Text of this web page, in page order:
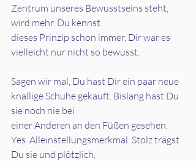
Zentrum unseres Bewusstseins steht,
wird mehr. Du kennst
dieses Prinzip schon immer, Dir war es
vielleicht nur nicht so bewusst.
Sagen wir mal, Du hast Dir ein paar neue
knallige Schuhe gekauft. Bislang hast Du
sie noch nie bei
einer Anderen an den Füßen gesehen.
Yes. Alleinstellungsmerkmal. Stolz trägst
Du sie und plötzlich,